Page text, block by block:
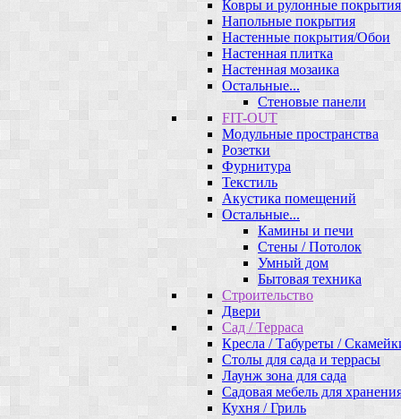
Ковры и рулонные покрытия
Напольные покрытия
Настенные покрытия/Обои
Настенная плитка
Настенная мозаика
Остальные...
Стеновые панели
FIT-OUT
Модульные пространства
Розетки
Фурнитура
Текстиль
Акустика помещений
Остальные...
Камины и печи
Стены / Потолок
Умный дом
Бытовая техника
Строительство
Двери
Сад / Терраса
Кресла / Табуреты /
Столы для сада и террасы
Лаунж зона для сада
Садовая мебель для
Кухня / Гриль